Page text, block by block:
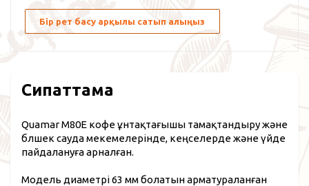
Бір рет басу арқылы сатып алыңыз
Сипаттама
Quamar M80E кофе ұнтақтағышы тамақтандыру және
бөлшек сауда мекемелерінде, кеңселерде және үйде
пайдалануға арналған.
Модель диаметрі 63 мм болатын арматураланған